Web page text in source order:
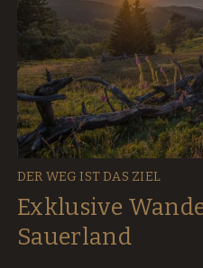
DER WEG IST DAS ZIEL
Exklusive
Sauerland